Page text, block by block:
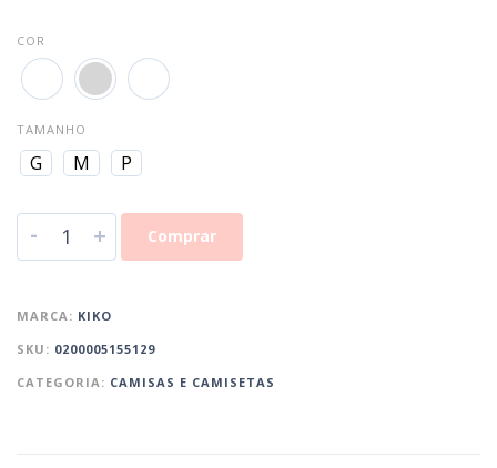
COR
TAMANHO
G M P
- + Comprar
MARCA: KIKO
SKU: 0200005155129
CATEGORIA: CAMISAS E CAMISETAS